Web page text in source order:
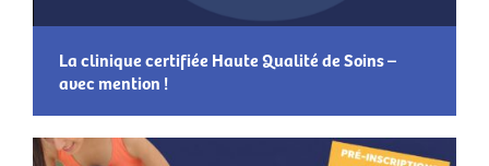
La clinique certifiée Haute Qualité de Soins –
avec mention !